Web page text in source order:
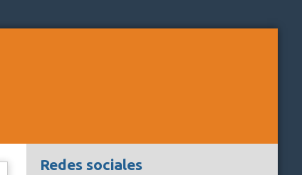
Redes sociales